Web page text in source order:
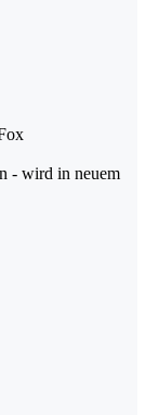
- wird in neuem